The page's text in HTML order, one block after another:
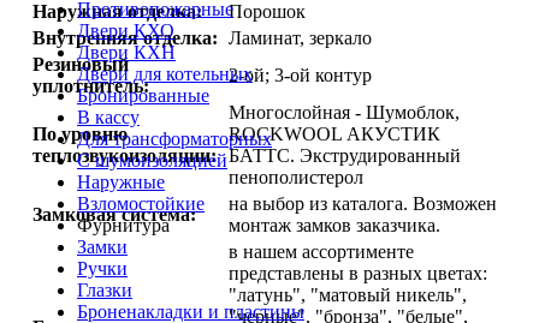
Противопожарные
Двери КХО
Двери КХН
Двери для котельных
Бронированные
В кассу
Для трансформаторных
С шумоизоляцией
Наружные
Взломостойкие
Фурнитура
Замки
Ручки
Глазки
Броненакладки и пластины
Наружная отделка:
Порошок
Внутренняя отделка: Ламинат, зеркало
Резиновый
уплотнитель:
2-ой; 3-ой контур
По уровню
теплозвукоизоляции:
Многослойная - Шумоблок,
ROCKWOOL АКУСТИК
БАТТС. Экструдированный
пенополистерол
Замковая система:
на выбор из каталога. Возможен
монтаж замков заказчика.
в нашем ассортименте
представлены в разных цветах:
"латунь", "матовый никель",
"черные", "бронза", "белые",